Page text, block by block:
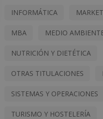
INFORMÁTICA
MBA MEDIO
NUTRICIÓN Y DIETÉTICA
OTRAS TITULACIONES
SISTEMAS Y OPERACIONES
TURISMO Y HOSTELERÍA